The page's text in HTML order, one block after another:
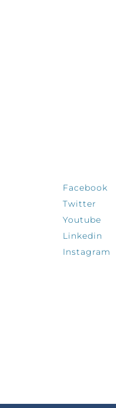
Facebook
Twitter
Youtube
Linkedin
Instagram